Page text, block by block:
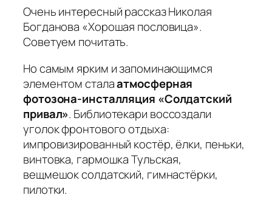
Очень интересный рассказ Николая
Богданова «Хорошая пословица».
Советуем почитать.
Но самым ярким и запоминающимся
элементом сталаатмосферная
фотозона-инсталляция «Солдатский
привал». Библиотекари воссоздали
уголок фронтового отдыха:
импровизированный костёр, ёлки, пеньки,
винтовка, гармошка Тульская,
вещмешок солдатский, гимнастёрки,
пилотки.